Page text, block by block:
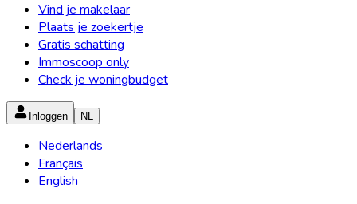
Vind je makelaar
Plaats je zoekertje
Gratis schatting
Immoscoop only
Check je woningbudget
Inloggen NL
Nederlands
Français
English